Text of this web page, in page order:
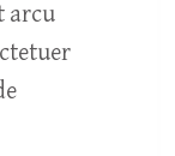
arcu